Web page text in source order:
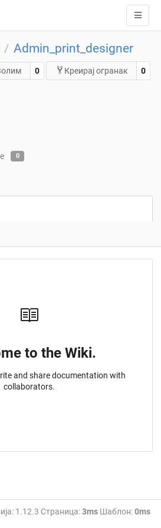
/ Admin_print_designer
0 Креирај огранак 0
0
to the Wiki.
and share documentation with
collaborators.
1.12.3 Страница:3msШаблон:0ms